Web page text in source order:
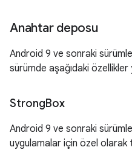
Anahtar deposu
Android 9 ve sonraki
sürümde aşağıdaki özellikler
StrongBox
Android 9 ve sonraki
uygulamalar için özel olarak